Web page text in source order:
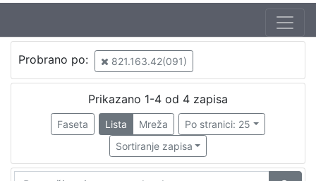
Probrano po: 821.163.42(091)
Prikazano 1-4 od 4 zapisa
Faseta Lista Mreža
Po stranici: 25
Sortiranje zapisa